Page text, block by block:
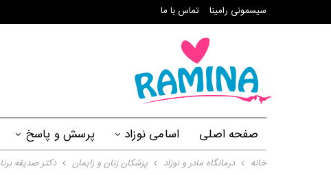
سیسمونی رامینا تماس با ما
صفحه اصلی اسامی نوزاد پرسش و پاسخ
خانه درمانگاه مادر و نوزاد پزشکان زنان و زایمان دکتر صدیقه برنا